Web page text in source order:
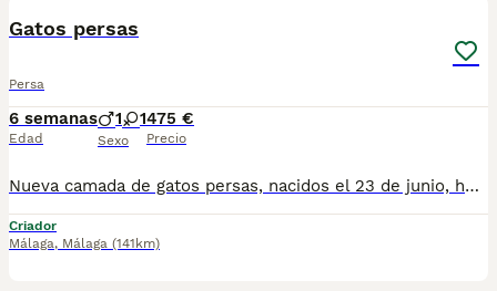
Gatos persas
Persa
6 semanas
Edad
1 1
Sexo
475 €
Precio
Nueva camada de gatos persas, nacidos el 23 de junio, hembra ojos azules, macho. Se entregan vacunados desparacitado y con cartilla veterinaria. Para mas información por wasap al 610704512. Se recojen en jaen.
Criador
Málaga, Málaga (141km)